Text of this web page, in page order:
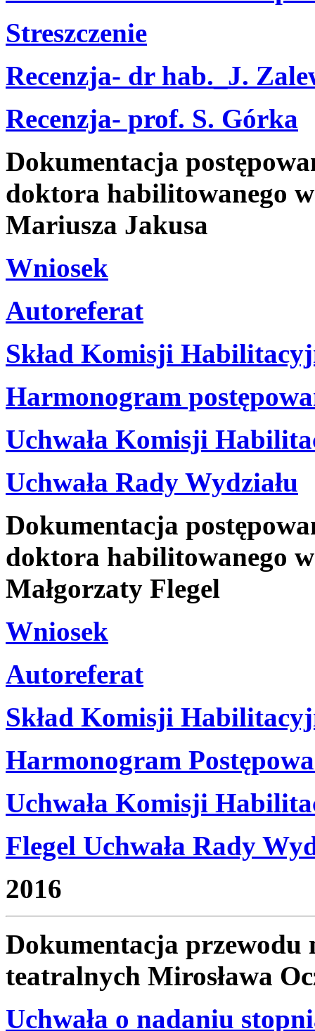
Streszczenie
Recenzja- dr hab._J.
Recenzja- prof. S. Górka
Dokumentacja
doktora habilitowanego
Mariusza Jakusa
Wniosek
Autoreferat
Skład Komisji
Harmonogram
Uchwała Komisji
Uchwała Rady Wydziału
Dokumentacja
doktora habilitowanego
Małgorzaty Flegel
Wniosek
Autoreferat
Skład Komisji
Harmonogram
Uchwała Komisji
Flegel Uchwała Rady
2016
Dokumentacja przewodu
teatralnych Mirosława
Uchwała o nadaniu